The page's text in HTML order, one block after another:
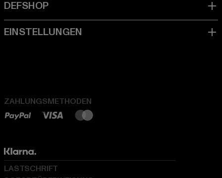
ZAHLUNGSMETHODEN
LASTSCHRIFT